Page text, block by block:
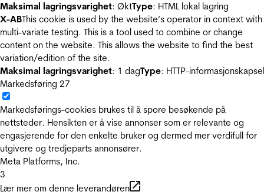
Maksimal lagringsvarighet: ØktType: HTML lokal lagring
X-ABThis cookie is used by the website’s operator in context with
multi-variate testing. This is a tool used to combine or change
content on the website. This allows the website to find the best
variation/edition of the site.
Maksimal lagringsvarighet: 1 dagType: HTTP-informasjonskapsel
Markedsføring 27
Markedsførings-cookies brukes til å spore besøkende på
nettsteder. Hensikten er å vise annonser som er relevante og
engasjerende for den enkelte bruker og dermed mer verdifull for
utgivere og tredjeparts annonsører.
Meta Platforms, Inc.
3
Lær mer om denne leverandøren